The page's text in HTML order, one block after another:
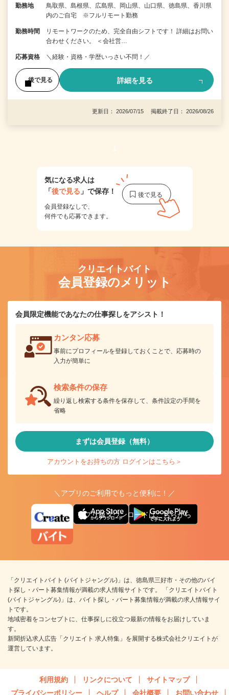
勤務地
鳥取県、島根県、広島県、岡山県、山口県、徳島県、香川県
内のご自宅 ※フルリモート勤務
勤務時間
リモートワークのため、完全自由シフトです！ 詳細はお問い
合わせください。 ＜会社営…
応募資格 ＼経験・資格・学歴いっさい不問！／
後で見る 詳細を見る
更新日： 2026/07/15 掲載終了日： 2026/08/26
1
気になる求人は
「後で見る 」で保存！
会員登録なしで、
何件でも応募できます。
クリエイトバイト
会員登録のメリット
会員限定機能であなたの仕事探しをアシスト！
カンタン応募
事前にプロフィールを登録しておくことで、応募時の
入力が簡単に
検索条件の保存
繰り返し検索する条件を保存して、条件設定の手間を
省略
まずは会員登録（無料）
アカウントをお持ちの方 ログインはこちら＞
＼アプリのご利用でもっと便利に！／
アプリ版ダウンロードはこちらから
「クリエイトバイト (バイトジャングル)」は、徳島県三好市・その他のバイ
ト探し・パート募集情報が満載の求人情報サイトです。 「クリエイトバイト
(バイトジャングル)」は、バイト探し・パート募集情報が満載の求人情報サイ
トです。
地域密着をコンセプトに、仕事探しに役立つ最新の情報をお届けしていま
す。
新聞折込求人広告「クリエイト 求人特集」を展開する株式会社クリエイトが
運営しています。
利用規約 リンクについて
サイトマップ
プライバシーポリシー
ヘルプ 会社概要 お問い合わせ